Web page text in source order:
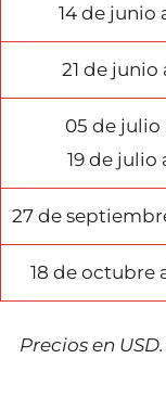
14 de junio
21 de junio
05 de julio
19 de julio
27 de
18 de octubre
Precios en